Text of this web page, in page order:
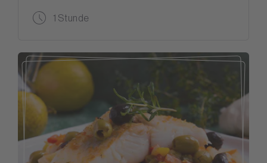
1 Stunde